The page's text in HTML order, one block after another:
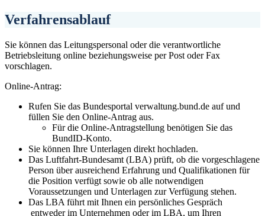
Verfahrensablauf
Sie können das Leitungspersonal oder die verantwortliche
Betriebsleitung online beziehungsweise per Post oder Fax
vorschlagen.
Online-Antrag:
Rufen Sie das Bundesportal verwaltung.bund.de auf und
füllen Sie den Online-Antrag aus.
Für die Online-Antragstellung benötigen Sie das
BundID-Konto.
Sie können Ihre Unterlagen direkt hochladen.
Das Luftfahrt-Bundesamt (LBA) prüft, ob die vorgeschlagene
Person über ausreichend Erfahrung und Qualifikationen für
die Position verfügt sowie ob alle notwendigen
Voraussetzungen und Unterlagen zur Verfügung stehen.
Das LBA führt mit Ihnen ein persönliches Gespräch
entweder im Unternehmen oder im LBA, um Ihren